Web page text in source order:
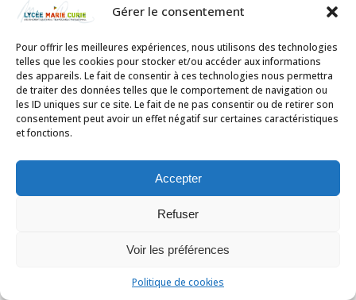
Gérer le consentement
Pour offrir les meilleures expériences, nous utilisons des technologies
telles que les cookies pour stocker et/ou accéder aux informations
des appareils. Le fait de consentir à ces technologies nous permettra
de traiter des données telles que le comportement de navigation ou
les ID uniques sur ce site. Le fait de ne pas consentir ou de retirer son
consentement peut avoir un effet négatif sur certaines caractéristiques
et fonctions.
Accepter
Refuser
Voir les préférences
Politique de cookies